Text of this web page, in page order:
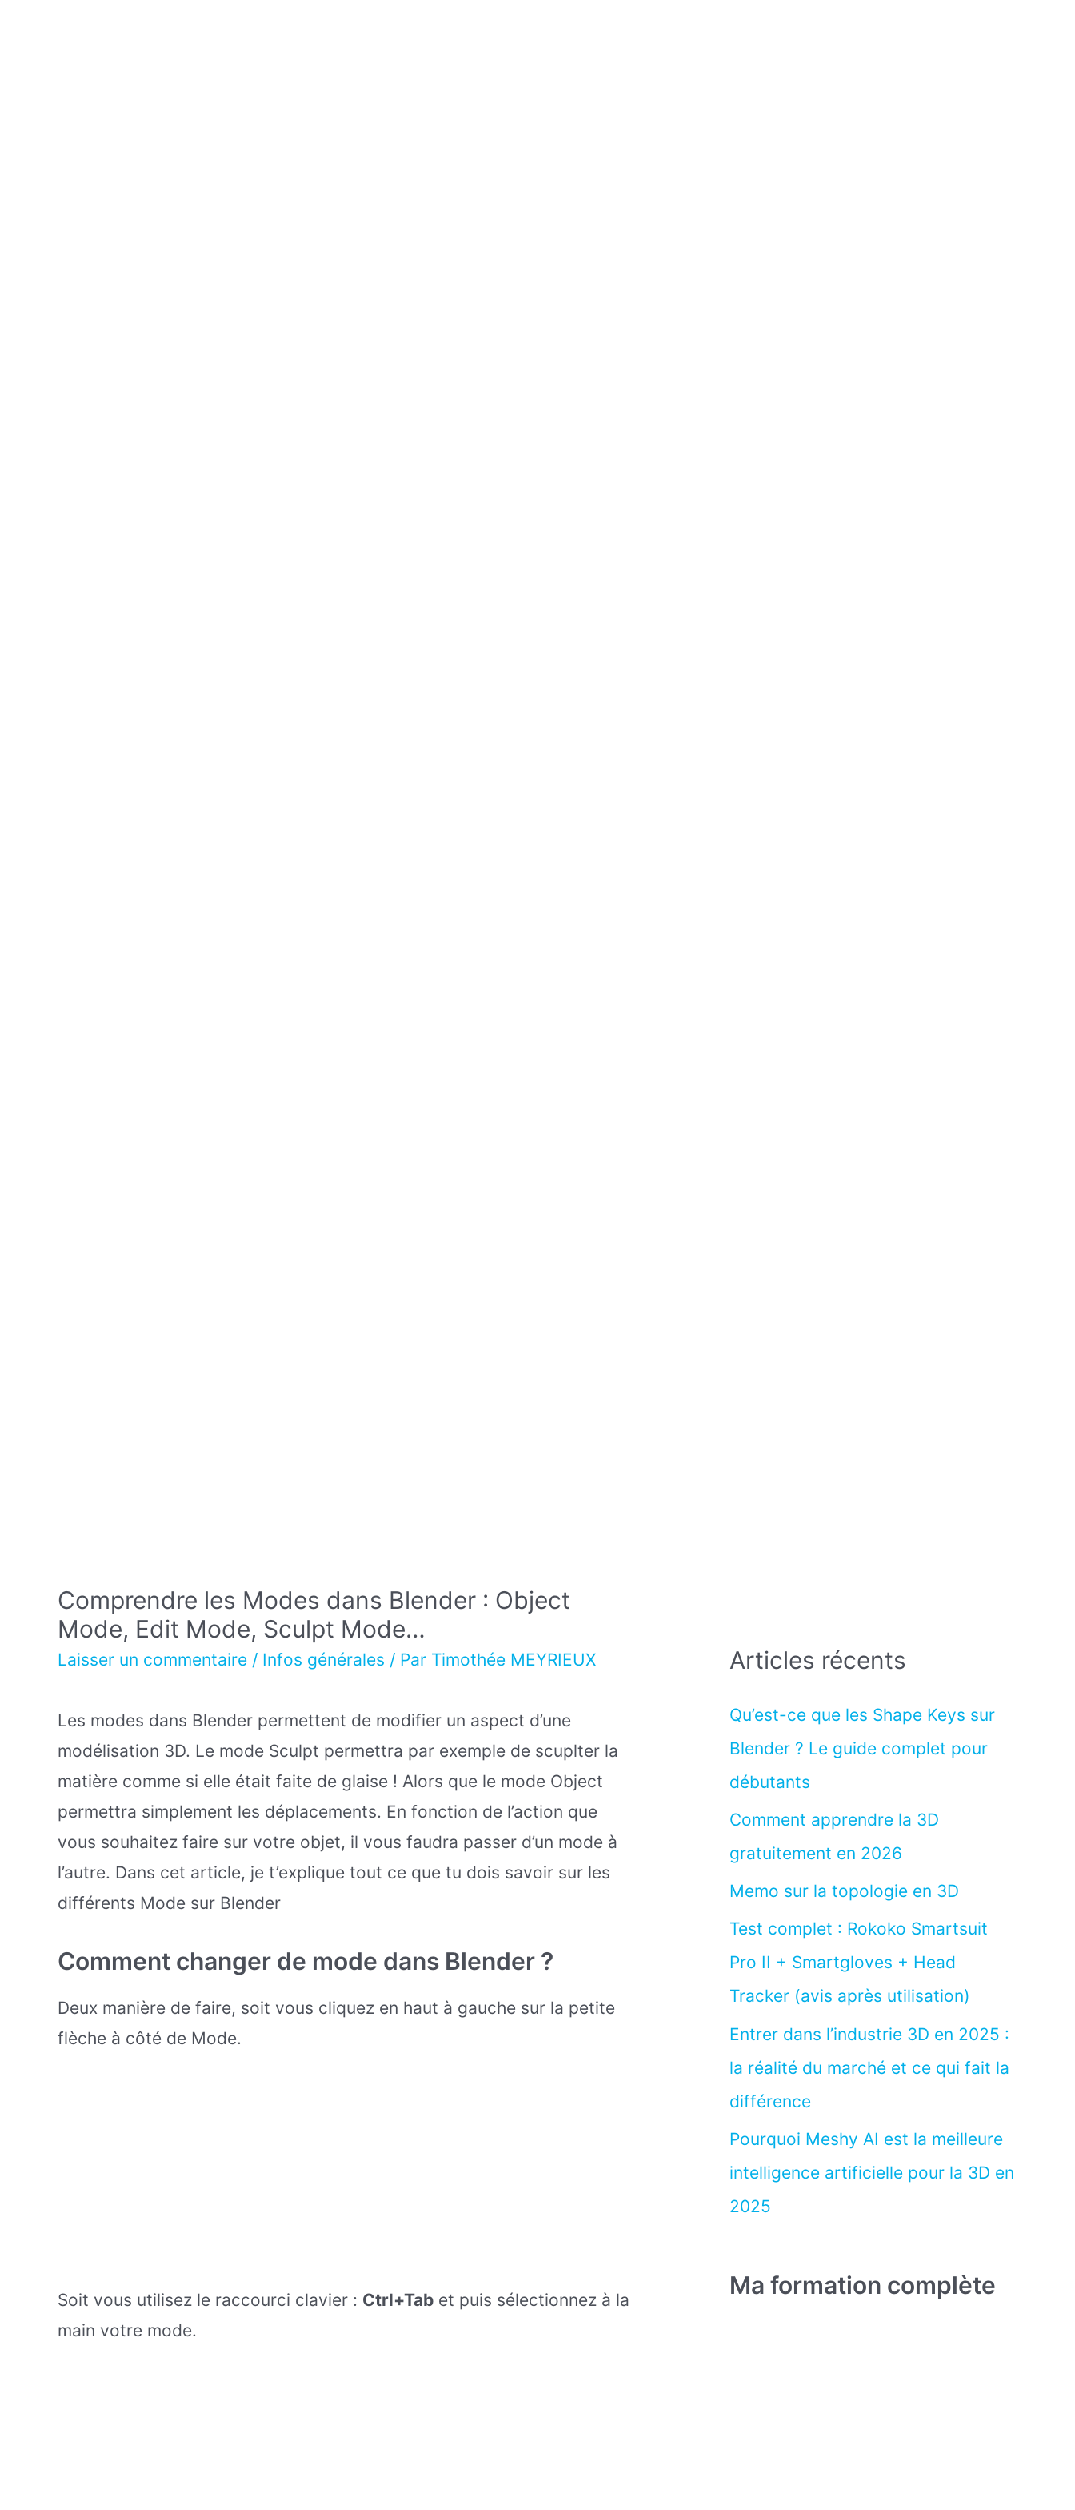
Comprendre les Modes dans Blender : Object
Mode, Edit Mode, Sculpt Mode…
Laisser un commentaire / Infos générales / Par Timothée MEYRIEUX
Les modes dans Blender permettent de modifier un aspect d’une
modélisation 3D. Le mode Sculpt permettra par exemple de scuplter la
matière comme si elle était faite de glaise ! Alors que le mode Object
permettra simplement les déplacements. En fonction de l’action que
vous souhaitez faire sur votre objet, il vous faudra passer d’un mode à
l’autre. Dans cet article, je t’explique tout ce que tu dois savoir sur les
différents Mode sur Blender
Comment changer de mode dans Blender ?
Deux manière de faire, soit vous cliquez en haut à gauche sur la petite
flèche à côté de Mode.
Soit vous utilisez le raccourci clavier : Ctrl+Tab et puis sélectionnez à la
main votre mode.
Articles récents
Qu’est-ce que les Shape Keys sur
Blender ? Le guide complet pour
débutants
Comment apprendre la 3D
gratuitement en 2026
Memo sur la topologie en 3D
Test complet : Rokoko Smartsuit
Pro II + Smartgloves + Head
Tracker (avis après utilisation)
Entrer dans l’industrie 3D en 2025 :
la réalité du marché et ce qui fait la
différence
Pourquoi Meshy AI est la meilleure
intelligence artificielle pour la 3D en
2025
Ma formation complète